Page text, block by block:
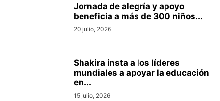
Jornada de alegría y apoyo
beneficia a más de 300 niños...
20 julio, 2026
Shakira insta a los líderes
mundiales a apoyar la educación
en...
15 julio, 2026